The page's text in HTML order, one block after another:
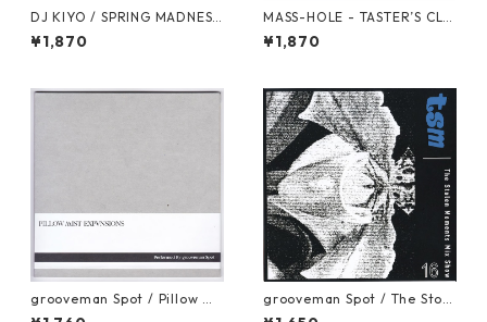
DJ KIYO / SPRING MADNESS
Vol.6 [MIX CD]
¥1,870
MASS-HOLE - TASTER’S CLU
B VOL.4 [MIX CD]
¥1,870
grooveman Spot / Pillow Mi
st Expansions [MIX CD]
grooveman Spot / The Stole
n Moments Vol.16 [MIX CD]